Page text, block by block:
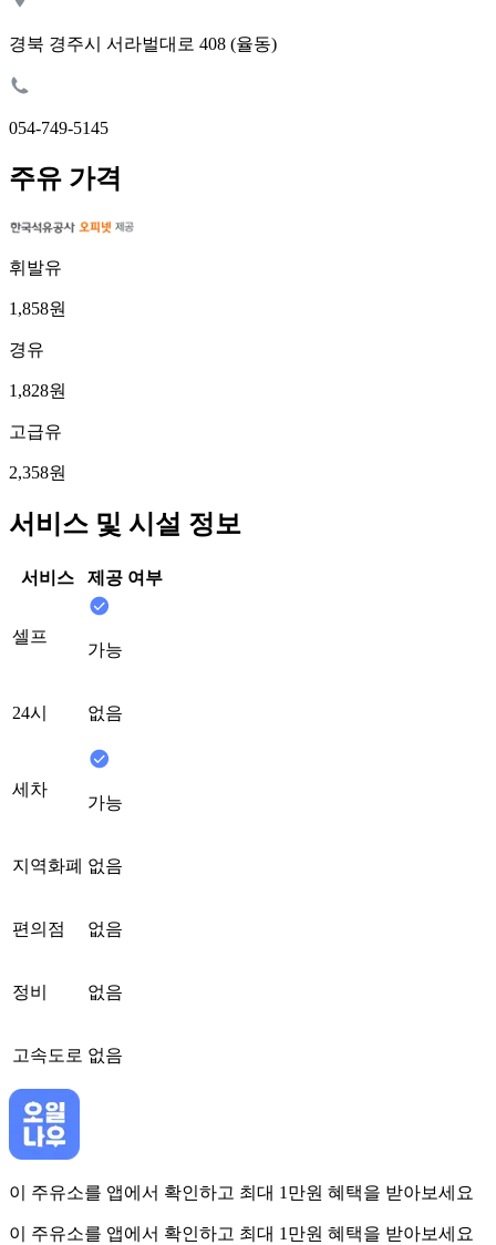
경북 경주시 서라벌대로 408 (율동)
054-749-5145
주유 가격
휘발유
1,858원
경유
1,828원
고급유
2,358원
서비스 및 시설 정보
서비스 제공 여부
셀프
가능
24시 없음
세차
가능
지역화폐 없음
편의점 없음
정비 없음
고속도로 없음
이 주유소를 앱에서 확인하고 최대 1만원 혜택을 받아보세요
이 주유소를 앱에서 확인하고 최대 1만원 혜택을 받아보세요